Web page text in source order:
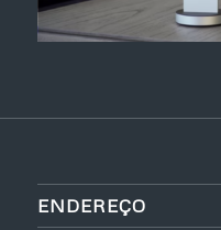
ENDEREÇO